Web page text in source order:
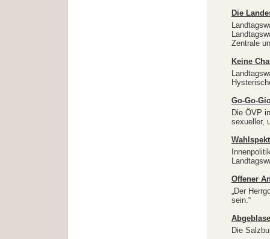
Die
Zentrale
Keine
Go-Go-
Die ÖVP
sexueller,
Offener
„Der
sein.“
Die